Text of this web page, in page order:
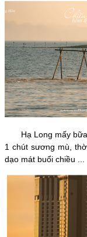
Hạ Long mấy bữa
1 chút sương mù,
dạo mát buổi chiều ...